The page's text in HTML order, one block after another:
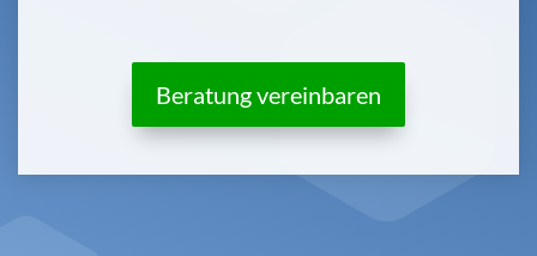
Beratung vereinbaren